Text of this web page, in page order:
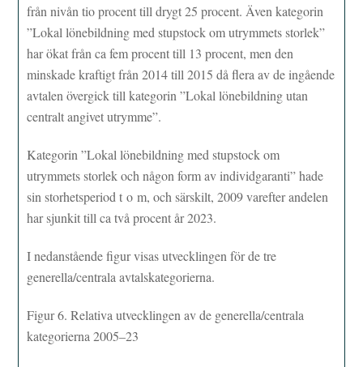
från nivån tio procent till drygt 25 procent. Även kategorin
”Lokal lönebildning med stupstock om utrymmets storlek”
har ökat från ca fem procent till 13 procent, men den
minskade kraftigt från 2014 till 2015 då flera av de ingående
avtalen övergick till kategorin ”Lokal lönebildning utan
centralt angivet utrymme”.
Kategorin ”Lokal lönebildning med stupstock om
utrymmets storlek och någon form av individgaranti” hade
sin storhetsperiod t o m, och särskilt, 2009 varefter andelen
har sjunkit till ca två procent år 2023.
I nedanstående figur visas utvecklingen för de tre
generella/centrala avtalskategorierna.
Figur 6. Relativa utvecklingen av de generella/centrala
kategorierna 2005–23